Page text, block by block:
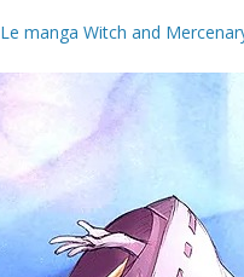
Le manga Witch and